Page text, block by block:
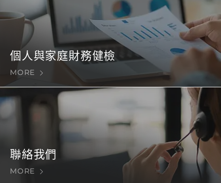
個人與家庭財務健檢
MORE
聯絡我們
MORE